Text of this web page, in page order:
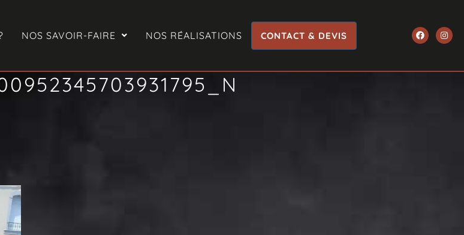
NOS SAVOIR-FAIRE NOS RÉALISATIONS CONTACT & DEVIS